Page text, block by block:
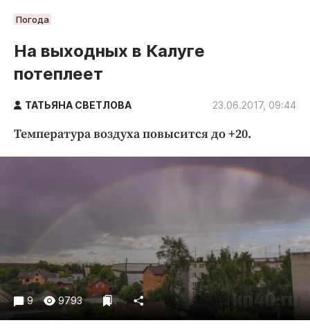
РУБРИКИ
Новости компаний
Статьи
Народные новости
Благоустройство
Общество
Погода
Праздники
Происшествия
Погода
На выходных в Калуге
потеплеет
ТАТЬЯНА СВЕТЛОВА 23.06.2017, 09:44
Температура воздуха повысится до +20.
9 9793